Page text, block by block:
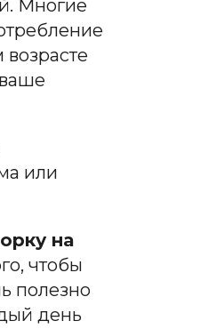
Многие
ваше
или
на
о, чтобы
полезно
день